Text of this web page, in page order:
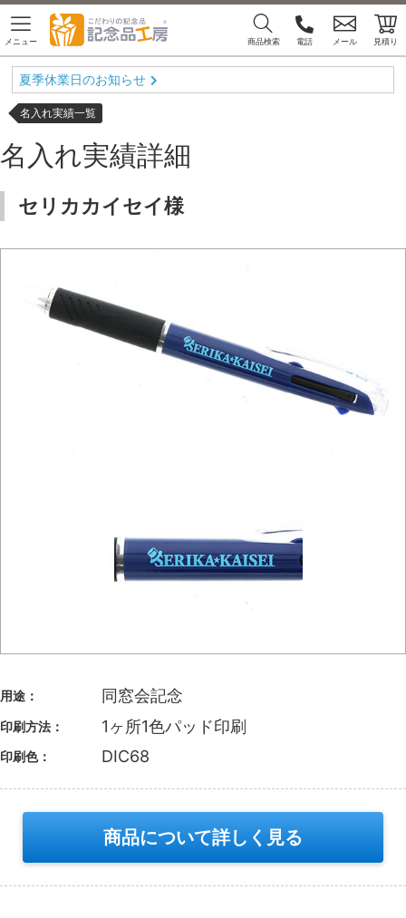
メニュー 商品検索 電話 メール 見積り
夏季休業日のお知らせ
名入れ実績一覧
名入れ実績詳細
セリカカイセイ様
用途： 同窓会記念
印刷方法： 1ヶ所1色パッド印刷
印刷色： DIC68
商品について詳しく見る